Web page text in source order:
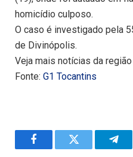
homicídio culposo.
O caso é investigado pela
de Divinópolis.
Veja mais notícias da
Fonte: G1 Tocantins
FacebookTwitter